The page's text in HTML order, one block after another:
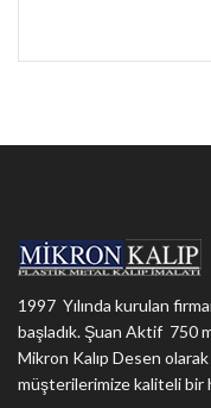
1997 Yılında kurulan
başladık. Şuan Aktif 750
Mikron Kalıp Desen
müşterilerimize kaliteli bir